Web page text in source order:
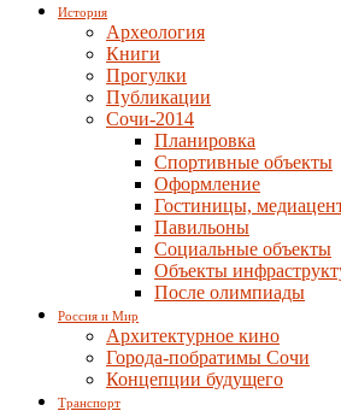
История
Археология
Книги
Прогулки
Публикации
Сочи-2014
Планировка
Спортивные объекты
Оформление
Гостиницы,
Павильоны
Социальные объекты
Объекты
После олимпиады
Россия и Мир
Архитектурное кино
Города-побратимы Сочи
Концепции будущего
Транспорт